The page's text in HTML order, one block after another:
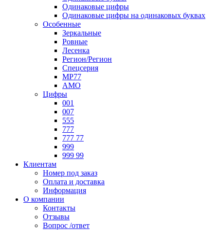
Одинаковые цифры
Одинаковые цифры на одинаковых буквах
Особенные
Зеркальные
Ровные
Лесенка
Регион/Регион
Спецсерия
МР77
АМО
Цифры
001
007
555
777
777 77
999
999 99
Клиентам
Номер под заказ
Оплата и доставка
Информация
О компании
Контакты
Отзывы
Вопрос /ответ